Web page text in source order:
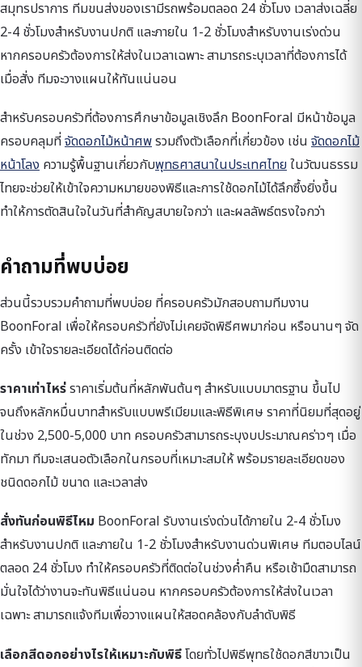
สมุทรปราการ ทีมขนส่งของเรามีรถพร้อมตลอด 24 ชั่วโมง เวลาส่งเฉลี่ย
2-4 ชั่วโมงสำหรับงานปกติ และภายใน 1-2 ชั่วโมงสำหรับงานเร่งด่วน
หากครอบครัวต้องการให้ส่งในเวลาเฉพาะ สามารถระบุเวลาที่ต้องการได้
เมื่อสั่ง ทีมจะวางแผนให้ทันแน่นอน
สำหรับครอบครัวที่ต้องการศึกษาข้อมูลเชิงลึก BoonForal มีหน้าข้อมูล
ครอบคลุมที่จัดดอกไม้หน้าศพรวมถึงตัวเลือกที่เกี่ยวข้อง เช่น จัดดอกไม้
หน้าโลง ความรู้พื้นฐานเกี่ยวกับพุทธศาสนาในประเทศไทยในวัฒนธรรม
ไทยจะช่วยให้เข้าใจความหมายของพิธีและการใช้ดอกไม้ได้ลึกซึ้งยิ่งขึ้น
ทำให้การตัดสินใจในวันที่สำคัญสบายใจกว่า และผลลัพธ์ตรงใจกว่า
คำถามที่พบบ่อย
ส่วนนี้รวบรวมคำถามที่พบบ่อย ที่ครอบครัวมักสอบถามทีมงาน
BoonForal เพื่อให้ครอบครัวที่ยังไม่เคยจัดพิธีศพมาก่อน หรือนานๆ จัด
ครั้ง เข้าใจรายละเอียดได้ก่อนติดต่อ
ราคาเท่าไหร่ราคาเริ่มต้นที่หลักพันต้นๆ สำหรับแบบมาตรฐาน ขึ้นไป
จนถึงหลักหมื่นบาทสำหรับแบบพรีเมียมและพิธีพิเศษ ราคาที่นิยมที่สุดอยู่
ในช่วง 2,500-5,000 บาท ครอบครัวสามารถระบุงบประมาณคร่าวๆ เมื่อ
ทักมา ทีมจะเสนอตัวเลือกในกรอบที่เหมาะสมให้ พร้อมรายละเอียดของ
ชนิดดอกไม้ ขนาด และเวลาส่ง
สั่งทันก่อนพิธีไหม BoonForal รับงานเร่งด่วนได้ภายใน 2-4 ชั่วโมง
สำหรับงานปกติ และภายใน 1-2 ชั่วโมงสำหรับงานด่วนพิเศษ ทีมตอบไลน์
ตลอด 24 ชั่วโมง ทำให้ครอบครัวที่ติดต่อในช่วงค่ำคืน หรือเช้ามืดสามารถ
มั่นใจได้ว่างานจะทันพิธีแน่นอน หากครอบครัวต้องการให้ส่งในเวลา
เฉพาะ สามารถแจ้งทีมเพื่อวางแผนให้สอดคล้องกับลำดับพิธี
เลือกสีดอกอย่างไรให้เหมาะกับพิธีโดยทั่วไปพิธีพุทธใช้ดอกสีขาวเป็น